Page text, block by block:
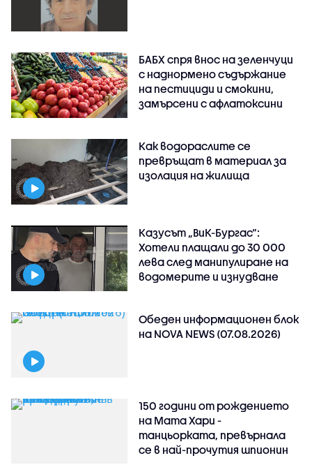
БАБХ спря внос на зеленчуци
с наднормено съдържание
на пестициди и смокини,
замърсени с афлатоксини
Как водораслите се
превръщат в материал за
изолация на жилища
Казусът „ВиК-Бургас“:
Хотели плащали до 30 000
лева след манипулиране на
водомерите и изнудване
Обеден информационен блок
на NOVA NEWS (07.08.2026)
150 години от рождението
на Мата Хари -
танцьорката, превърнала
се в най-прочутия шпионин